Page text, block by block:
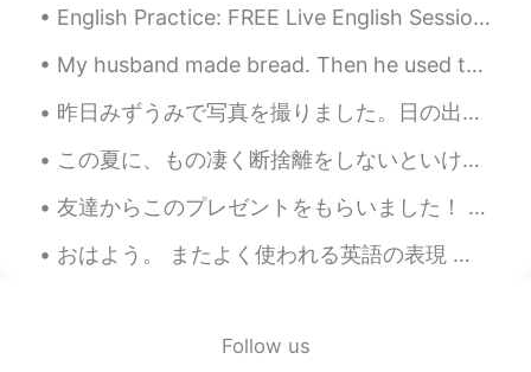
😂
Miki.Check my profile 2020.10.04 11:58
同じ気持ちです！真剣に勉強したいです！
JP EN
私も😂 なかなか女性がいない😂
English Practice: FREE Live English Session Background: Topic: Answering Questions Location: ...
My husband made bread. Then he used the bread to make homemade stuffing. 😋😍 Last summer we pla...
昨日みずうみで写真を撮りました。日の出で写真を撮りました。カリフォルニアの日の出はきれいです。🌄📸 Yesterday I went to a lake to take a picture. ...
この夏に、もの凄く断捨離をしないといけない😱 This summer, I must do a crazy amount of uncluttering うちを片付けてる間に、昔の合気柔術のも...
友達からこのプレゼントをもらいました！ 😆 桜ノートはとてもキレイで、チョコレートは美味しいです。🤗 私は嬉しいです！☺ I received these presents from a fr...
おはよう。 またよく使われる英語の表現 ！ #47 使ったら英語の native speaker だと思われます！今日のフレーズは See eye to eye! 😤😤✨😎😁🤝 [See ey...
Follow us